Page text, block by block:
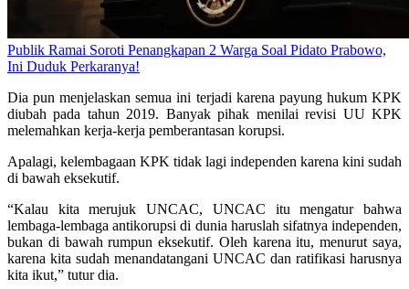
Publik Ramai Soroti Penangkapan 2 Warga Soal Pidato Prabowo,
Ini Duduk Perkaranya!
Dia pun menjelaskan semua ini terjadi karena payung hukum KPK
diubah pada tahun 2019. Banyak pihak menilai revisi UU KPK
melemahkan kerja-kerja pemberantasan korupsi.
Apalagi, kelembagaan KPK tidak lagi independen karena kini sudah
di bawah eksekutif.
“Kalau kita merujuk UNCAC, UNCAC itu mengatur bahwa
lembaga-lembaga antikorupsi di dunia haruslah sifatnya independen,
bukan di bawah rumpun eksekutif. Oleh karena itu, menurut saya,
karena kita sudah menandatangani UNCAC dan ratifikasi harusnya
kita ikut,” tutur dia.